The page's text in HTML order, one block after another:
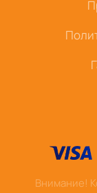
Внимание!